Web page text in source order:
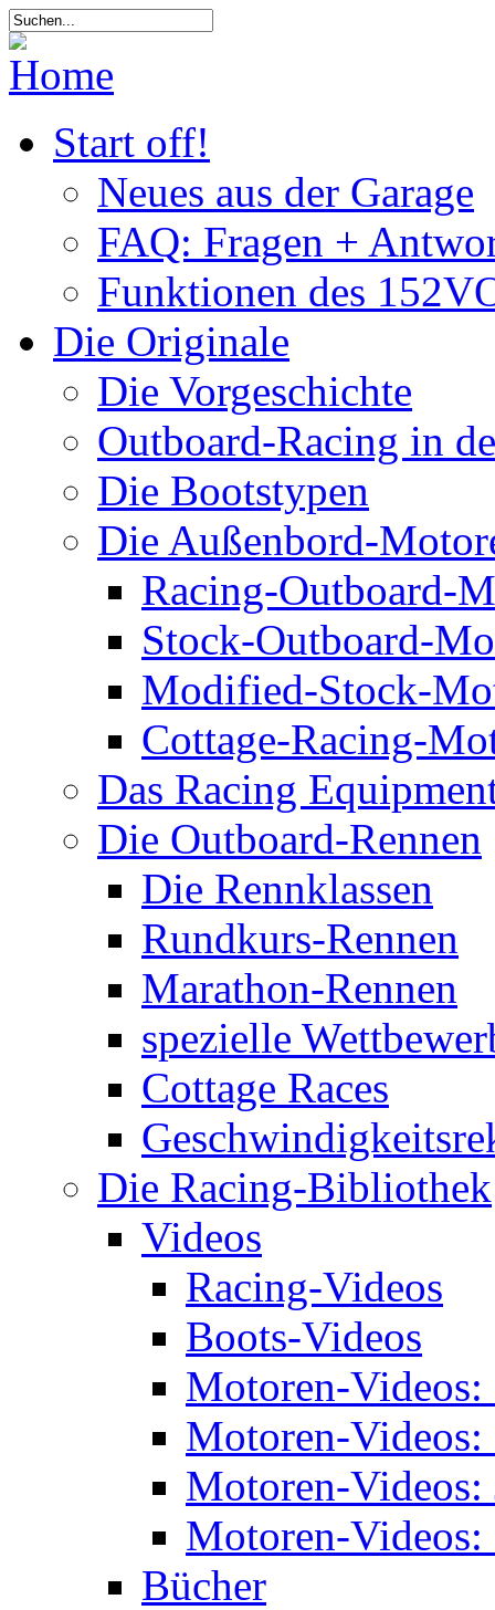
Start off!
Neues aus der Garage
FAQ: Fragen +
Funktionen des
Die Originale
Die Vorgeschichte
Outboard-Racing in
Die Bootstypen
Die Außenbord-
Racing-Outboard-
Stock-Outboard-
Modified-Stock-
Cottage-Racing-
Das Racing
Die Outboard-Rennen
Die Rennklassen
Rundkurs-Rennen
Marathon-Rennen
spezielle
Cottage Races
Die Racing-Bibliothek
Videos
Racing-Videos
Boots-Videos
Motoren-
Motoren-
Motoren-Videos:
Motoren-Videos:
Bücher